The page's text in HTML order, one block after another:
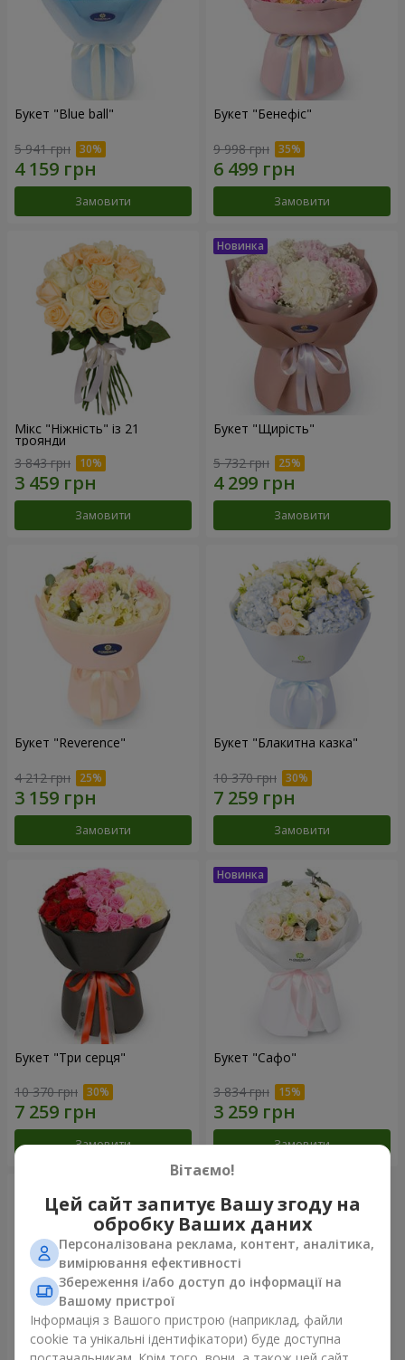
Букет "Blue ball"
5 941 грн
Замовити
Букет "Бенефіс"
9 998 грн
Замовити
Мікс "Ніжність" із 21
троянди
3 843 грн
Замовити
Букет "Щирість"
5 732 грн
Замовити
Букет "Reverence"
4 212 грн
Замовити
Букет "Блакитна казка"
10 370 грн
Замовити
Букет "Три серця"
10 370 грн
Замовити
Букет "Сафо"
3 834 грн
Замовити
Вітаємо!
Цей сайт запитує Вашу згоду на
обробку Ваших даних
Персоналізована реклама, контент, аналітика,
вимірювання ефективності
Збереження і/або доступ до інформації на
Вашому пристрої
Інформація з Вашого пристрою (наприклад, файли
cookie та унікальні ідентифікатори) буде доступна